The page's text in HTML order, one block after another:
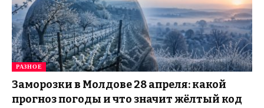
РАЗНОЕ
Заморозки в Молдове 28 апреля: какой
прогноз погоды и что значит жёлтый код